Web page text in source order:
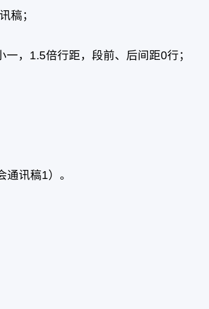
稿；
，1.5倍行距，段前、后间距0行；
讯稿1）。